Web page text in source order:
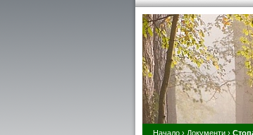
Начало › Документи ›